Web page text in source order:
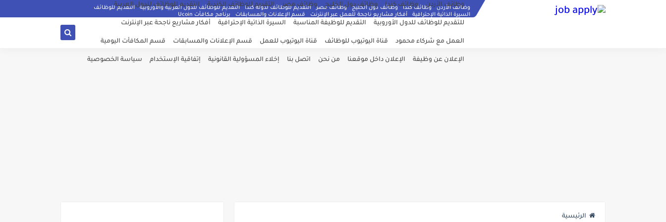
وظائف الأردن وظائف كندا وظائف دول الخليج وظائف مصر التقديم للوظائف لدولة كندا التقديم للوظائف للدول العربية والأوروبية
التقديم للوظائف
السيرة الذاتية الإحترافية
أفكار مشاريع ناجحة للعمل عبر الإنترنت قسم الإعلانات والمسابقات برنامج مكافأت Ucoin
وظائف الأردن وظائف كندا وظائف دول الخليج وظائف مصر التقديم للوظائف الكندية التقديم للوظائف للدول العربية
للتقديم للوظائف للدول الأوروبية التقديم للوظيفة المناسبة السيرة الذاتية الإحترافية أفكار مشاريع ناجحة عبر الإنترنت
العمل مع شركاء محمود قناة اليوتيوب للوظائف قناة اليوتيوب للعمل قسم الإعلانات والمسابقات قسم المكافأت اليومية
الإعلان عن وظيفة الإعلان داخل موقعنا من نحن اتصل بنا إخلاء المسؤولية القانونية إتفاقية الإستخدام سياسة الخصوصية
الرئيسية